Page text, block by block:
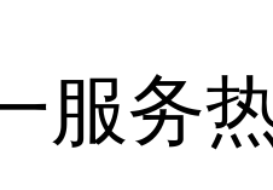
服务